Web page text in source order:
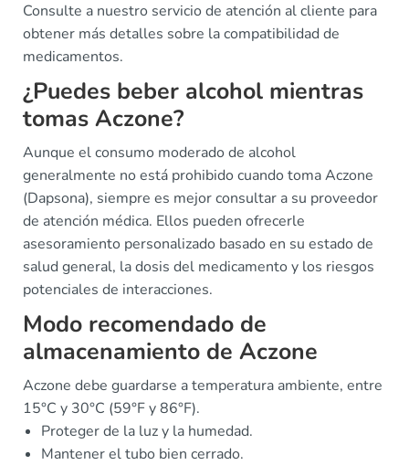
Consulte a nuestro servicio de atención al cliente para
obtener más detalles sobre la compatibilidad de
medicamentos.
¿Puedes beber alcohol mientras
tomas Aczone?
Aunque el consumo moderado de alcohol
generalmente no está prohibido cuando toma Aczone
(Dapsona), siempre es mejor consultar a su proveedor
de atención médica. Ellos pueden ofrecerle
asesoramiento personalizado basado en su estado de
salud general, la dosis del medicamento y los riesgos
potenciales de interacciones.
Modo recomendado de
almacenamiento de Aczone
Aczone debe guardarse a temperatura ambiente, entre
15°C y 30°C (59°F y 86°F).
Proteger de la luz y la humedad.
Mantener el tubo bien cerrado.